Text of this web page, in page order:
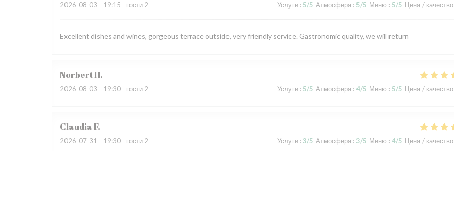
2026-08-03 - 19:15 - гости 2 Услуги : 5/5 Атмосфера : 5/5 Меню : 5/5 Цена / качество
Excellent dishes and wines, gorgeous terrace outside, very friendly service. Gastronomic quality, we will return
NorbertH
2026-08-03 - 19:30 - гости 2 Услуги : 5/5 Атмосфера : 4/5 Меню : 5/5 Цена / качество
ClaudiaF
2026-07-31 - 19:30 - гости 2 Услуги : 3/5 Атмосфера : 3/5 Меню : 4/5 Цена / качество